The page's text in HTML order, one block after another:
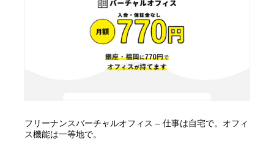
フリーナンスバーチャルオフィス – 仕事は自宅で。オフィ
ス機能は一等地で。